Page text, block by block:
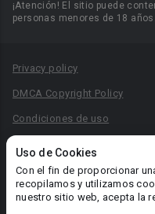
Uso de Cookies
Con el fin de proporcionar
recopilamos y utilizamos
nuestro sitio web, acepta la
¡Atención! El sitio puede
personas menores de 18 años.
Privacy policy
DMCA Copyright Policy
Condiciones de uso
Reglas para la publicación
Área RR.PP.: pr@booknet.com